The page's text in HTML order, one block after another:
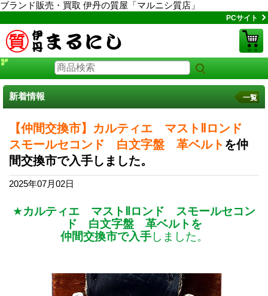
ブランド販売・買取 伊丹の質屋「マルニシ質店」
PCサイト
新着情報 一覧
【仲間交換市】カルティエ マストⅡロンド
スモールセコンド 白文字盤 革ベルト を仲
間交換市で入手しました。
2025年07月02日
★カルティエ マストⅡロンド スモールセコン
ド 白文字盤 革ベルトを
仲間交換市で入手しました。